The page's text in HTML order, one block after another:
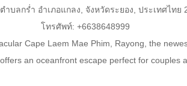
ำบลกร่ำ อำเภอแกลง, จังหวัดระยอง, ประเทศไทย
โทรศัพท์: +6638648999
Cape Laem Mae Phim, Rayong, the
an oceanfront escape perfect for couples